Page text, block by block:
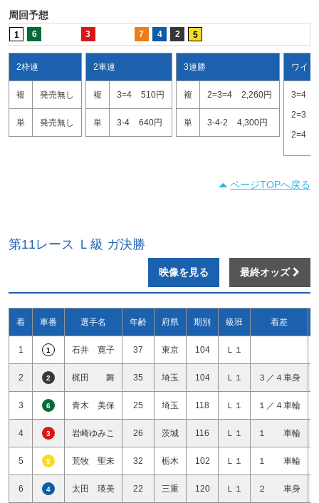
周回予想
1 6 3 7 4 2 5
2枠連
複 発売無し
単 発売無し
2車連
複 3=4 510円
単 3-4 640円
3連勝
複 2=3=4 2,260円
単 3-4-2 4,300円
ワイド
3=4
2=3
2=4
ページTOPへ戻る
第11レース Ｌ級 ガ決勝
映像を見る 最終オッズ
着 車番 選手名 年齢 府県 期別 級班 着差
1 1 石井 寛子 37 東京 104 Ｌ１
2 2 梶田 舞 35 埼玉 104 Ｌ１ ３／４車身
3 6 青木 美保 25 埼玉 118 Ｌ１ １／４車輪
4 3 岩崎ゆみこ 26 茨城 116 Ｌ１ １ 車輪
5 5 荒牧 聖未 32 栃木 102 Ｌ１ １ 車輪
6 4 太田 瑛美 22 三重 120 Ｌ１ ２ 車身